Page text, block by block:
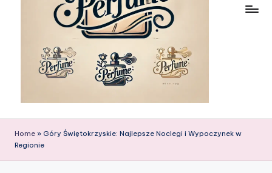
Home » Góry Świętokrzyskie: Najlepsze Noclegi i Wypoczynek w
Regionie